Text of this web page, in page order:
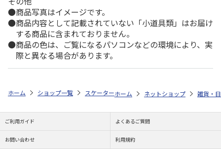
商品写真はイメージです。
商品内容として記載されていない「小道具類」はお届け
する商品に含まれておりません。
商品の色は、ご覧になるパソコンなどの環境により、実
際と異なる場合があります。
ホーム ショップ一覧 スケーター 食洗機対応 ふわっとフタタイトラ
ホーム ネットショップ 雑貨・
ご利用ガイド よくあるご質問
お問い合わせ 利用規約